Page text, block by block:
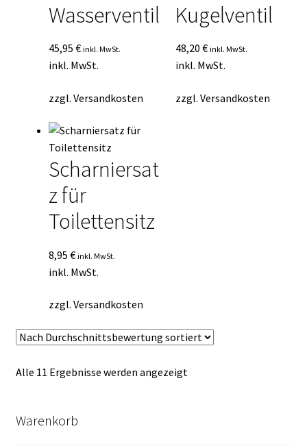
Wasserventil
45,95 € inkl. MwSt.
inkl. MwSt.
zzgl. Versandkosten
Kugelventil
48,20€ inkl. MwSt.
inkl. MwSt.
zzgl.Versandkosten
Scharniersat
z für
Toilettensitz
8,95 € inkl. MwSt.
inkl. MwSt.
zzgl. Versandkosten
Alle 11 Ergebnisse werden angezeigtNach
Warenkorb